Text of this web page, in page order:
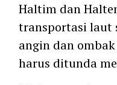
Haltim dan
transportasi laut
angin dan
harus ditunda